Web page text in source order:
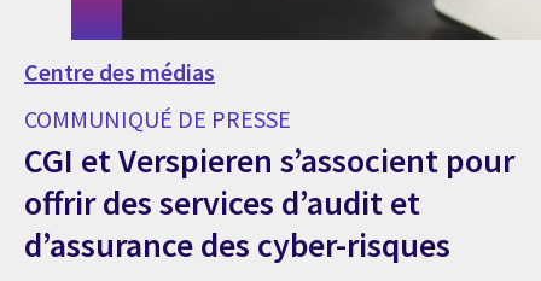
Centre des médias
COMMUNIQUÉ DE PRESSE
CGI et Verspieren s’associent pour
offrir des services d’audit et
d’assurance des cyber-risques